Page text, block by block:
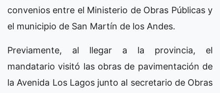
convenios entre el Ministerio de Obras Públicas y
el municipio de San Martín de los Andes.
Previamente, al llegar a la provincia, el
mandatario visitó las obras de pavimentación de
la Avenida Los Lagos junto al secretario de Obras